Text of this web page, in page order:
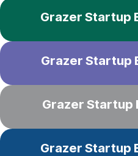
Grazer Startup
Grazer Startup
Grazer Startup
Grazer Startup